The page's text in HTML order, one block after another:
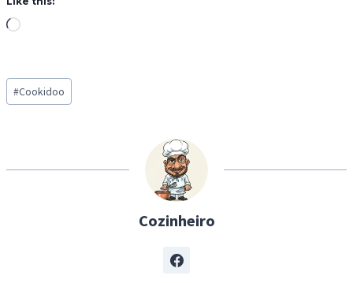
L
d
i
…
Post
Tags:
#Cookidoo
Cozinheiro